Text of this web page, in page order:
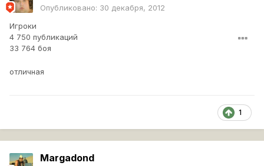
Опубликовано: 30 декабря, 2012
Игроки
4 750 публикаций
33 764 боя
отличная
1
Margadond